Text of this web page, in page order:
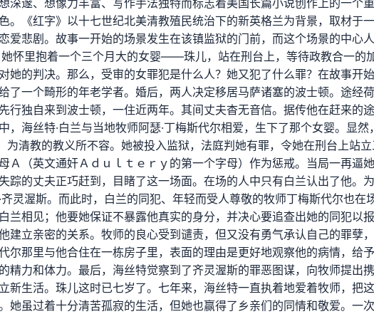
深邃、想像力丰富、写作手法独特而标志着美国长篇小说创作上的一个
。《红字》以十七世纪北美清教殖民统治下的新英格兰为背景，取材于
悲剧。故事一开始的场景发生在该镇监狱的门前，而这个场景的中心
她怀里抱着一个三个月大的女婴——珠儿，站在刑台上，等待政教合一的
她的判决。那么，受审的女罪犯是什么人？她又犯了什么罪？在故事开
了一个畸形的年老学者。婚后，两人决定移居马萨诸塞的波士顿。途经
行独自来到波士顿，一住近两年。其间丈夫杳无音信。据传他在赶来的
，海丝特·白兰与当地牧师阿瑟·丁梅斯代尔相爱，生下了那个女婴。显然
为清教的教义所不容。她被投入监狱，法庭判她有罪，令她在刑台上站
Ａ（英文通奸Ａｄｕｌｔｅｒｙ的第一个字母）作为惩戒。当局一再逼
踪的丈夫正巧赶到，目睹了这一场面。在场的人中只有白兰认出了他。
灵渥斯。而此时，白兰的同犯、年轻而受人尊敬的牧师丁梅斯代尔也在
兰相见；他要她保证不暴露他真实的身分，并决心要追查出她的同犯以
建立亲密的关系。牧师的良心受到谴责，但又没有勇气承认自己的罪孽
尔那里与他合住在一栋房子里，表面的理由是更好地观察他的病情，给
精力和体力。最后，海丝特觉察到了齐灵渥斯的罪恶图谋，向牧师提出
新生活。珠儿这时已七岁了。七年来，海丝特一直执着地爱着牧师，把
她虽过着十分清苦孤寂的生活，但她也赢得了乡亲们的同情和敬爱。一